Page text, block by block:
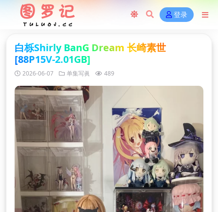
登录
白栎Shirly BanG Dream 长崎素世
[88P15V-2.01GB]
2026-06-07 单集写眞 489